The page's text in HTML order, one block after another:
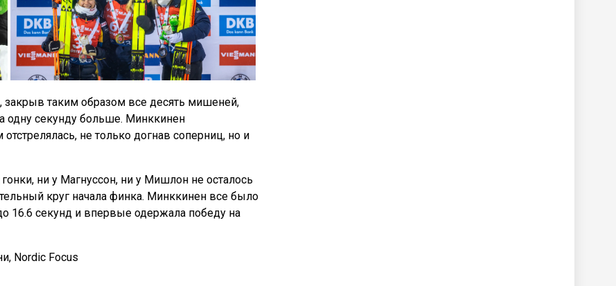
закрыв таким образом все десять мишеней,
одну секунду больше. Минккинен
не только догнав соперниц, но и
ни у Магнуссон, ни у Мишлон не осталось
круг начала финка. Минккинен все было
16.6 секунд и впервые одержала победу на
Nordic Focus